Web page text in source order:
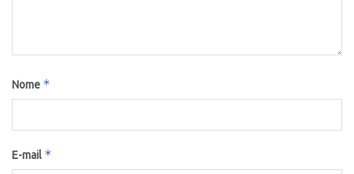
Nome *
E-mail *